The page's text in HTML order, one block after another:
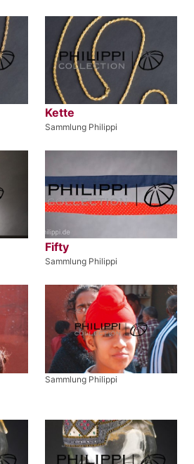
Kette
Sammlung Philippi
Fifty
Sammlung Philippi
Sammlung Philippi